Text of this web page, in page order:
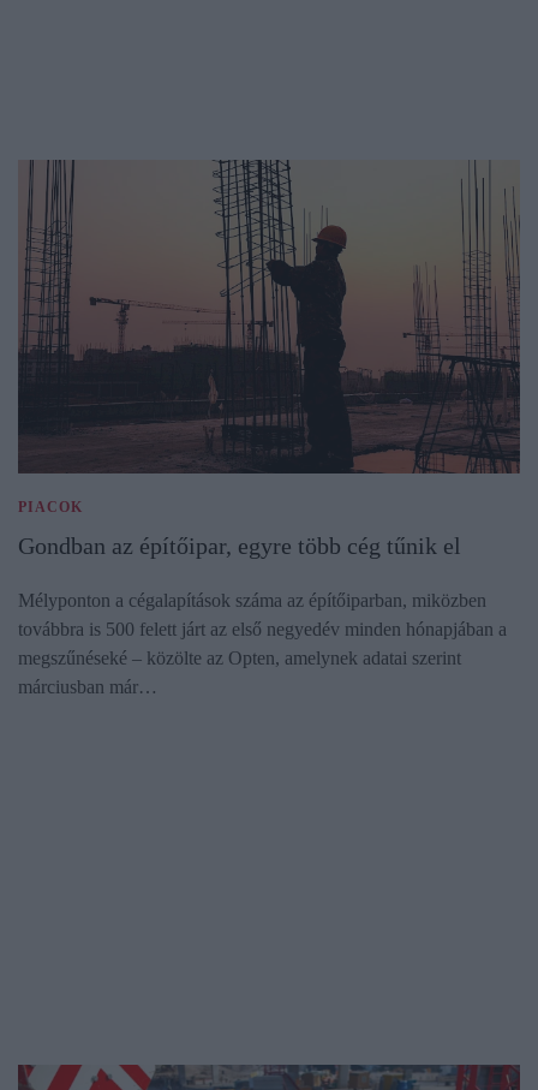
PIACOK
Gondban az építőipar, egyre több cég tűnik el
Mélyponton a cégalapítások száma az építőiparban, miközben
továbbra is 500 felett járt az első negyedév minden hónapjában a
megszűnéseké – közölte az Opten, amelynek adatai szerint
márciusban már…